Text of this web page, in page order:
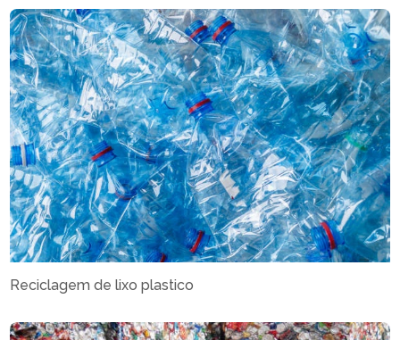
Reciclagem de lixo plastico